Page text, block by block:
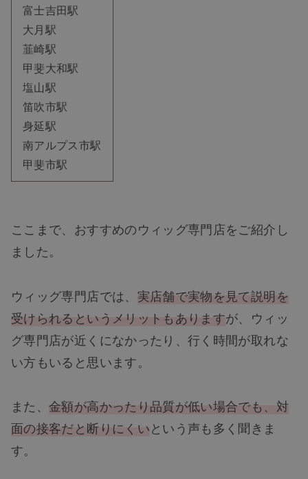
富士吉田駅
大月駅
韮崎駅
甲斐大和駅
塩山駅
笛吹市駅
身延駅
南アルプス市駅
甲斐市駅
ここまで、おすすめのウィッグ専門店をご紹介し
ました。
ウィッグ専門店では、 実店舗で実物を見て説明を
受けられるというメリットもありますが、ウィッ
グ専門店が近くになかったり、行く時間が取れな
い方もいると思います。
また、金額が高かったり品質が低い場合でも、対
面の接客だと断りにくいという声も多く聞きま
す。